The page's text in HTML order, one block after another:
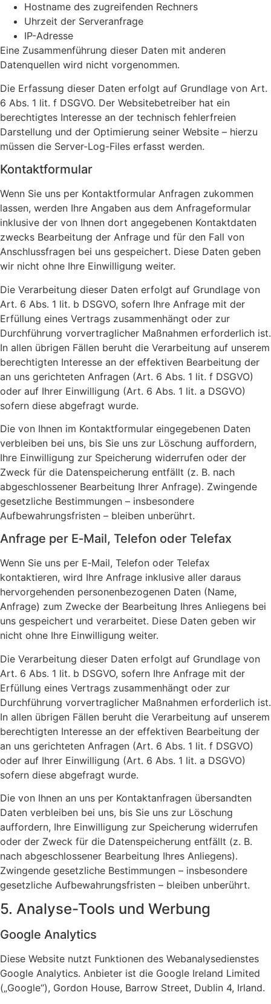
Hostname des zugreifenden Rechners
Uhrzeit der Serveranfrage
IP-Adresse
Eine Zusammenführung dieser Daten mit anderen
Datenquellen wird nicht vorgenommen.
Die Erfassung dieser Daten erfolgt auf Grundlage von Art.
6 Abs. 1 lit. f DSGVO. Der Websitebetreiber hat ein
berechtigtes Interesse an der technisch fehlerfreien
Darstellung und der Optimierung seiner Website – hierzu
müssen die Server-Log-Files erfasst werden.
Kontaktformular
Wenn Sie uns per Kontaktformular Anfragen zukommen
lassen, werden Ihre Angaben aus dem Anfrageformular
inklusive der von Ihnen dort angegebenen Kontaktdaten
zwecks Bearbeitung der Anfrage und für den Fall von
Anschlussfragen bei uns gespeichert. Diese Daten geben
wir nicht ohne Ihre Einwilligung weiter.
Die Verarbeitung dieser Daten erfolgt auf Grundlage von
Art. 6 Abs. 1 lit. b DSGVO, sofern Ihre Anfrage mit der
Erfüllung eines Vertrags zusammenhängt oder zur
Durchführung vorvertraglicher Maßnahmen erforderlich ist.
In allen übrigen Fällen beruht die Verarbeitung auf unserem
berechtigten Interesse an der effektiven Bearbeitung der
an uns gerichteten Anfragen (Art. 6 Abs. 1 lit. f DSGVO)
oder auf Ihrer Einwilligung (Art. 6 Abs. 1 lit. a DSGVO)
sofern diese abgefragt wurde.
Die von Ihnen im Kontaktformular eingegebenen Daten
verbleiben bei uns, bis Sie uns zur Löschung auffordern,
Ihre Einwilligung zur Speicherung widerrufen oder der
Zweck für die Datenspeicherung entfällt (z. B. nach
abgeschlossener Bearbeitung Ihrer Anfrage). Zwingende
gesetzliche Bestimmungen – insbesondere
Aufbewahrungsfristen – bleiben unberührt.
Anfrage per E‑Mail, Telefon oder Telefax
Wenn Sie uns per E‑Mail, Telefon oder Telefax
kontaktieren, wird Ihre Anfrage inklusive aller daraus
hervorgehenden personenbezogenen Daten (Name,
Anfrage) zum Zwecke der Bearbeitung Ihres Anliegens bei
uns gespeichert und verarbeitet. Diese Daten geben wir
nicht ohne Ihre Einwilligung weiter.
Die Verarbeitung dieser Daten erfolgt auf Grundlage von
Art. 6 Abs. 1 lit. b DSGVO, sofern Ihre Anfrage mit der
Erfüllung eines Vertrags zusammenhängt oder zur
Durchführung vorvertraglicher Maßnahmen erforderlich ist.
In allen übrigen Fällen beruht die Verarbeitung auf unserem
berechtigten Interesse an der effektiven Bearbeitung der
an uns gerichteten Anfragen (Art. 6 Abs. 1 lit. f DSGVO)
oder auf Ihrer Einwilligung (Art. 6 Abs. 1 lit. a DSGVO)
sofern diese abgefragt wurde.
Die von Ihnen an uns per Kontaktanfragen übersandten
Daten verbleiben bei uns, bis Sie uns zur Löschung
auffordern, Ihre Einwilligung zur Speicherung widerrufen
oder der Zweck für die Datenspeicherung entfällt (z. B.
nach abgeschlossener Bearbeitung Ihres Anliegens).
Zwingende gesetzliche Bestimmungen – insbesondere
gesetzliche Aufbewahrungsfristen – bleiben unberührt.
5. Analyse-Tools und Werbung
Google Analytics
Diese Website nutzt Funktionen des Webanalysedienstes
Google Analytics. Anbieter ist die Google Ireland Limited
(„Google“), Gordon House, Barrow Street, Dublin 4, Irland.